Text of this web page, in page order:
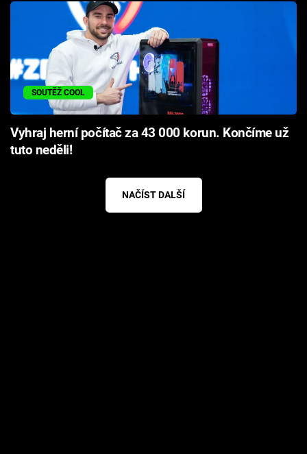
SOUTĚŽ COOL
Vyhraj herní počítač za 43 000 korun. Končíme už
tuto neděli!
NAČÍST DALŠÍ